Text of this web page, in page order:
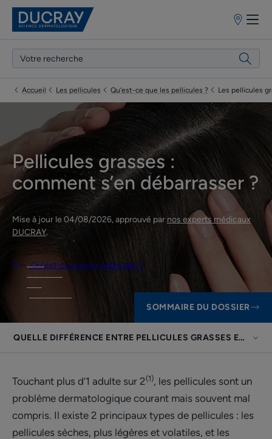
Points
vente
Accueil Les pellicules Qu’est-ce que les pellicules ? Les pellicules
Pellicules grasses :
comment s’en débarrasser ?
Mise à jour le 04/08/2026, approuvé par nos experts médicaux
DUCRAY.
Qu’est-ce que les pellicules ?
SOMMAIRE DU DOSSIER
QUELLE DIFFÉRENCE ENTRE PELLICULES GRASSES ET
Touchant plus d’1 adulte sur 2(1), les pellicules sont un
problème dermatologique courant mais souvent mal
compris. Il existe 2 principaux types de pellicules : les
pellicules sèches, plus légères et volatiles, et les